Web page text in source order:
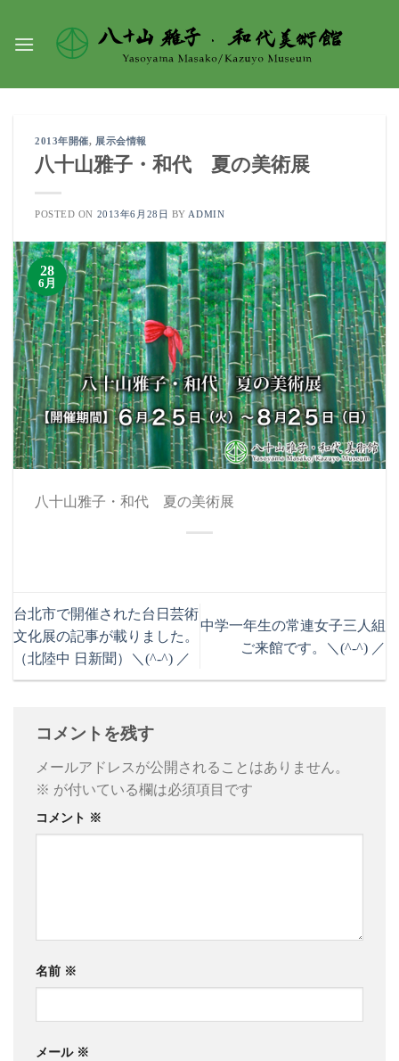
content
2013年開催, 展示会情報
八十山雅子・和代 夏の美術展
POSTED ON 2013年6月28日 BY ADMIN
28
6月
八十山雅子・和代 夏の美術展
台北市で開催された台日芸術
文化展の記事が載りました。
（北陸中 日新聞）＼(^-^) ／
中学一年生の常連女子三人組
ご来館です。＼(^-^) ／
コメントを残す
メールアドレスが公開されることはありません。
※ が付いている欄は必須項目です
コメント ※
名前 ※
メール ※